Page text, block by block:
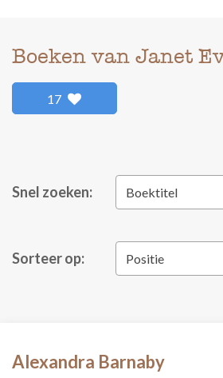
Boeken van Janet
17
Snel zoeken: Boektitel
Sorteer op: Positie
Alexandra Barnaby